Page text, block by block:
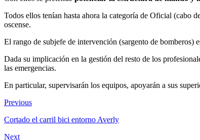
Con ellos se pretende potenciar la estructura de mando y
Todos ellos tenían hasta ahora la categoría de Oficial (cabo
El rango de subjefe de intervención (sargento de
Dada su implicación en la gestión del resto de los
las emergencias.
En particular, supervisarán los equipos, apoyarán a sus
Cortado el carril bici entorno Averly